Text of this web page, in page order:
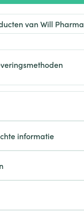
van Will Pharma
informatie